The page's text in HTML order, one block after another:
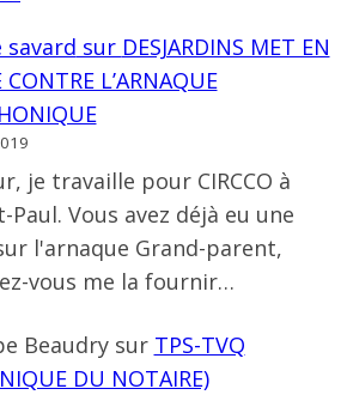
savard sur DESJARDINS MET EN
CONTRE L’ARNAQUE
je travaille pour CIRCCO à
Paul. Vous avez déjà eu une
l'arnaque Grand-parent,
vous me la fournir…
Beaudrysur TPS-TVQ
DU NOTAIRE)